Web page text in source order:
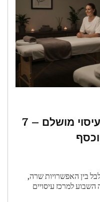
המדריך המלא לבחירת עיסוי מושלם – 7
האפשרויות שרה,
השבוע למרכז עיסויים